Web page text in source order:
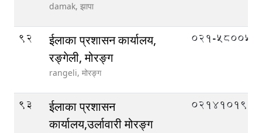
damak, झापा
92
ईलाका प्रशासन कार्यालय,
रङ्गेली, मोरङ्ग
rangeli, मोरङ्ग
०२१-५८००५६
93
ईलाका प्रशासन
कार्यालय,उर्लावारी मोरङ्ग
०२१४१०१९९